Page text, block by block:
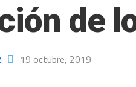
de
19 octubre, 2019